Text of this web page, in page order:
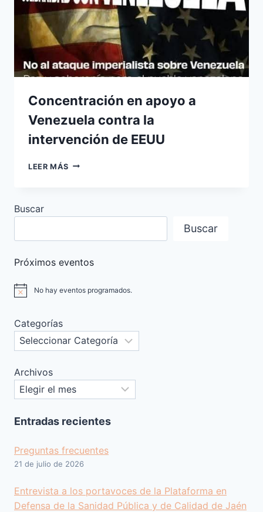
Concentración en apoyo a
Venezuela contra la
intervención de EEUU
LEER MÁS CONCENTRACIÓN
EEUU
Buscar
Buscar
Próximos eventos
Aviso No hay eventos programados.
Categorías
Archivos
Entradas recientes
Preguntas frecuentes
21 de julio de 2026
Entrevista a los portavoces de la Plataforma en
Defensa de la Sanidad Pública y de Calidad de Jaén